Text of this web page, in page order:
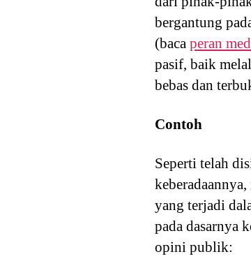
bergantung
(baca peran
pasif, baik
bebas dan
Contoh
Seperti telah
yang terjadi
pada dasarnya
opini publik: